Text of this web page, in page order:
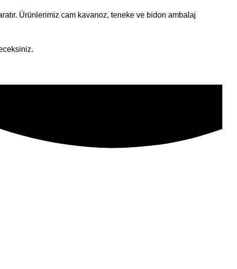
Ürünlerimiz cam kavanoz, teneke ve bidon ambalaj